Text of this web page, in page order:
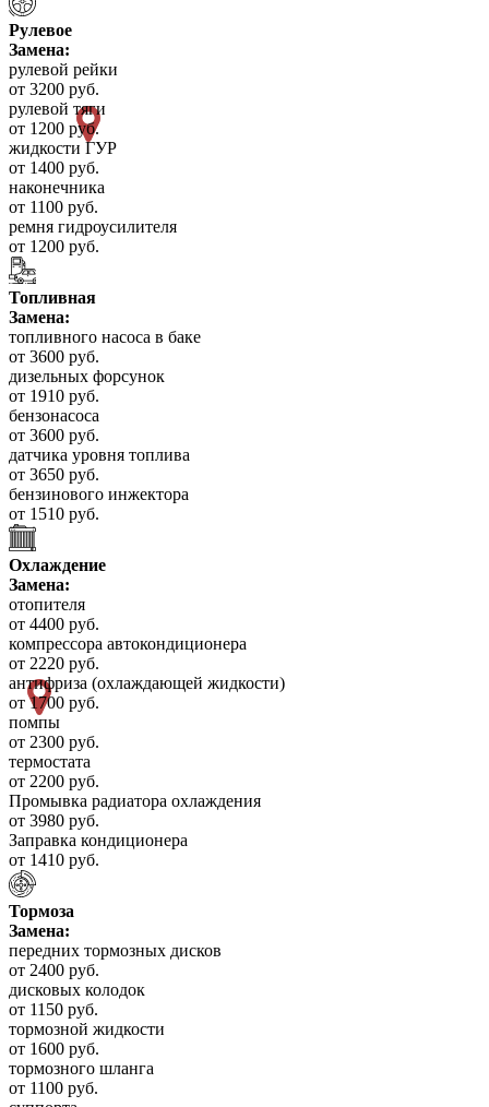
Рулевое
Замена:
рулевой рейки
от 3200 руб.
рулевой тяги
от 1200 руб.
жидкости ГУР
от 1400 руб.
наконечника
от 1100 руб.
ремня гидроусилителя
от 1200 руб.
Топливная
Замена:
топливного насоса в баке
от 3600 руб.
дизельных форсунок
от 1910 руб.
бензонасоса
от 3600 руб.
датчика уровня топлива
от 3650 руб.
бензинового инжектора
от 1510 руб.
Охлаждение
Замена:
отопителя
от 4400 руб.
компрессора автокондиционера
от 2220 руб.
антифриза (охлаждающей жидкости)
от 1700 руб.
помпы
от 2300 руб.
термостата
от 2200 руб.
Промывка радиатора охлаждения
от 3980 руб.
Заправка кондиционера
от 1410 руб.
Тормоза
Замена:
передних тормозных дисков
от 2400 руб.
дисковых колодок
от 1150 руб.
тормозной жидкости
от 1600 руб.
тормозного шланга
от 1100 руб.